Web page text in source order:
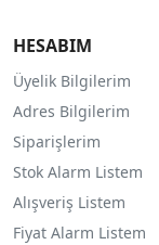
HESABIM
Üyelik Bilgilerim
Adres Bilgilerim
Siparişlerim
Stok Alarm Listem
Alışveriş Listem
Fiyat Alarm Listem